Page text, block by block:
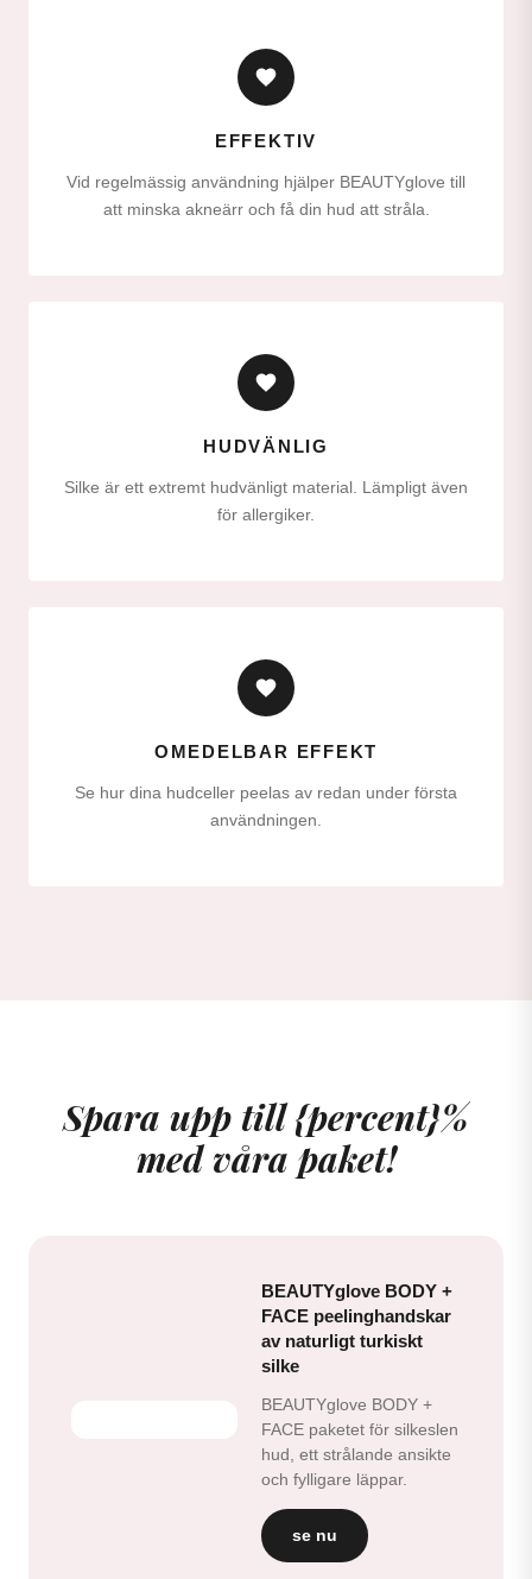
EFFEKTIV
Vid regelmässig användning hjälper BEAUTYglove till
att minska akneärr och få din hud att stråla.
HUDVÄNLIG
Silke är ett extremt hudvänligt material. Lämpligt även
för allergiker.
OMEDELBAR EFFEKT
Se hur dina hudceller peelas av redan under första
användningen.
Spara upp till {percent}%
med våra paket!
BEAUTYglove BODY +
FACE peelinghandskar
av naturligt turkiskt
silke
BEAUTYglove BODY +
FACE paketet för silkeslen
hud, ett strålande ansikte
och fylligare läppar.
se nu